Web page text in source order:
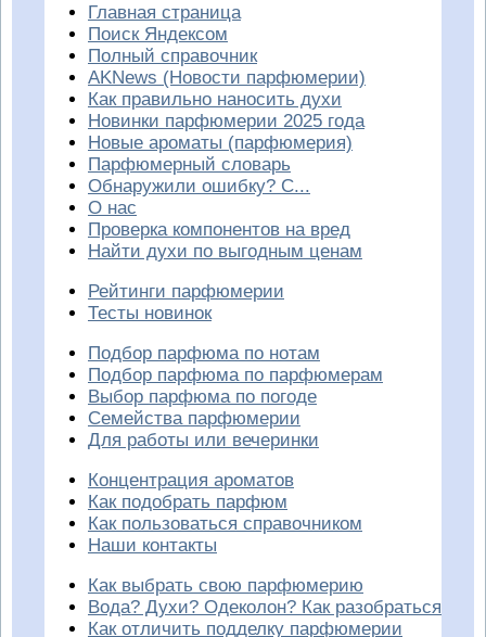
Главная страница
Поиск Яндексом
Полный справочник
AKNews (Новости парфюмерии)
Как правильно наносить духи
Новинки парфюмерии 2025 года
Новые ароматы (парфюмерия)
Парфюмерный словарь
Обнаружили ошибку? С...
О нас
Проверка компонентов на вред
Найти духи по выгодным ценам
Рейтинги парфюмерии
Тесты новинок
Подбор парфюма по нотам
Подбор парфюма по парфюмерам
Выбор парфюма по погоде
Семейства парфюмерии
Для работы или вечеринки
Концентрация ароматов
Как подобрать парфюм
Как пользоваться справочником
Наши контакты
Как выбрать свою парфюмерию
Вода? Духи? Одеколон? Как разобраться
Как отличить подделку парфюмерии